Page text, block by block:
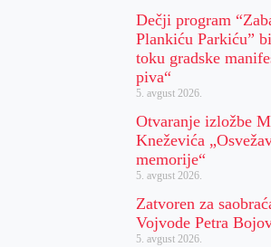
Dečji program
Plankiću Parkiću”
toku gradske
piva“
5. avgust 2026.
Otvaranje izložbe
Kneževića
memorije“
5. avgust 2026.
Zatvoren za
Vojvode Petra
5. avgust 2026.